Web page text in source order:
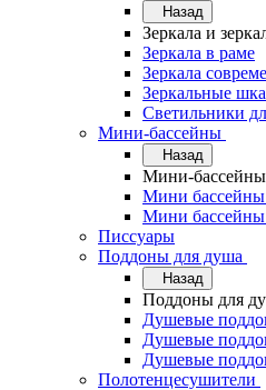
Назад
Зеркала и
Зеркала в раме
Зеркала
Зеркальные
Светильники
Мини-бассейны
Назад
Мини-бассейны
Мини
Мини
Писсуары
Поддоны для душа
Назад
Поддоны для
Душевые
Душевые
Душевые
Полотенцесушители